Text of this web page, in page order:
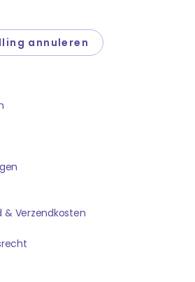
annuleren
& Verzendkosten